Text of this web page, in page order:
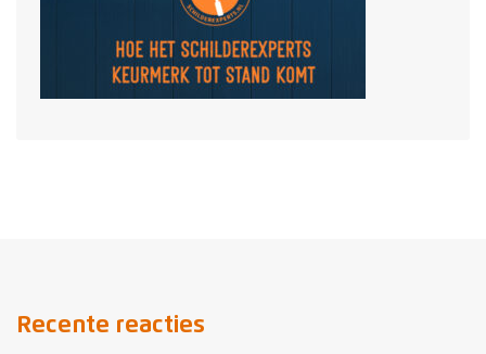
Recente reacties